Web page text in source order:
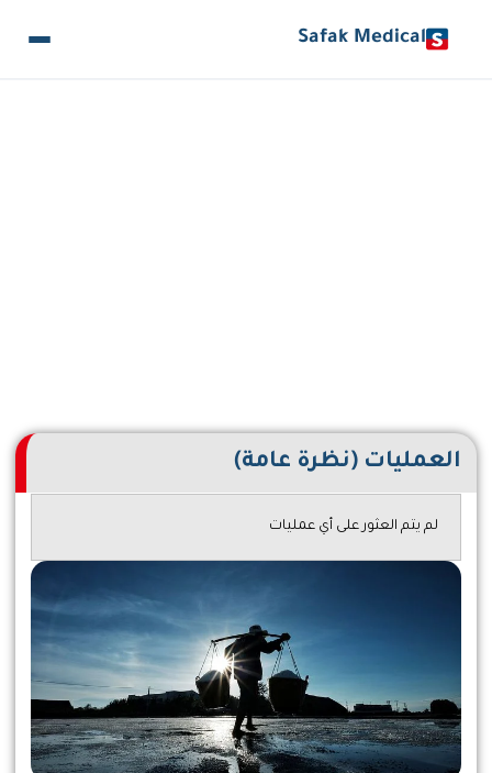
Safak Medical
العمليات (نظرة عامة)
لم يتم العثور على أي عمليات